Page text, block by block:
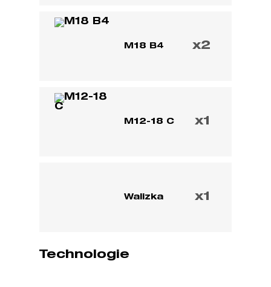
M18 B4 x2
M12-18 C x1
Walizka x1
Technologie